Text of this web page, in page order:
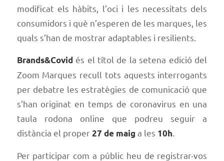
modificat els hàbits, l’oci i les necessitats dels
consumidors i què n’esperen de les marques, les
quals s’han de mostrar adaptables i resilients.
Brands&Covid és el títol de la setena edició del
Zoom Marques recull tots aquests interrogants
per debatre les estratègies de comunicació que
s’han originat en temps de coronavirus en una
taula rodona online que podreu seguir a
distància el proper27 de maig a les 10h
Per participar com a públic heu de registrar-vos